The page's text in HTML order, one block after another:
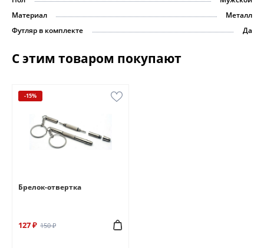
Материал
Металл
Футляр в комплекте
Да
С этим товаром покупают
-15%
Брелок-отвертка
127 ₽ 150 ₽